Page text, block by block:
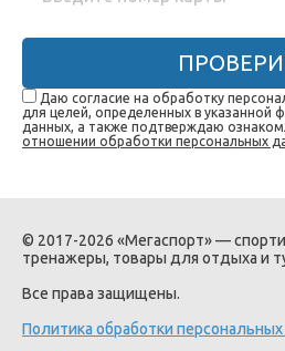
Даю согласие на обработку
для целей, определенных в указанной
данных, а также подтверждаю
отношении обработки персональных
© 2017-2026 «Мегаспорт» —
тренажеры, товары для отдыха и
Все права защищены.
Политика обработки